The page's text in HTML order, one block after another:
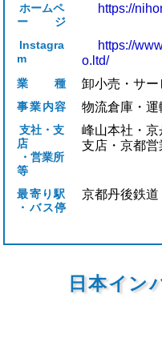
ホームペ
ージ
https://
Instagra
m
https://
o.ltd/
業種 卸小売・サー
事業内容 物流倉庫・
支社・支
店
・営業所
等
峰山本社・
支店・京都営
最寄り駅
・バス停
京都丹後鉄
日本イン